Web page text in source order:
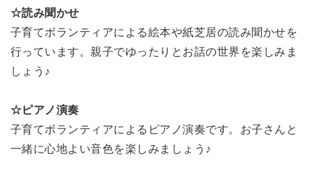
☆読み聞かせ
子育てボランティアによる絵本や紙芝居の読み聞かせを
行っています。親子でゆったりとお話の世界を楽しみま
しょう♪
☆ピアノ演奏
子育てボランティアによるピアノ演奏です。お子さんと
一緒に心地よい音色を楽しみましょう♪